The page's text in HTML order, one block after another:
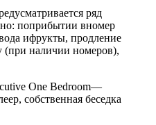
ряд
поприбытии вномер
ифрукты, продление
(при наличии номеров),
One Bedroom—
собственная беседка